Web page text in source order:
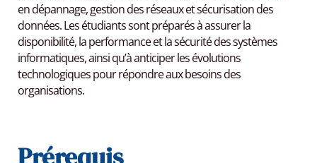
en dépannage, gestion des réseaux et sécurisation des
données. Les étudiants sont préparés à assurer la
disponibilité, la performance et la sécurité des systèmes
informatiques, ainsi qu’à anticiper les évolutions
technologiques pour répondre aux besoins des
organisations.